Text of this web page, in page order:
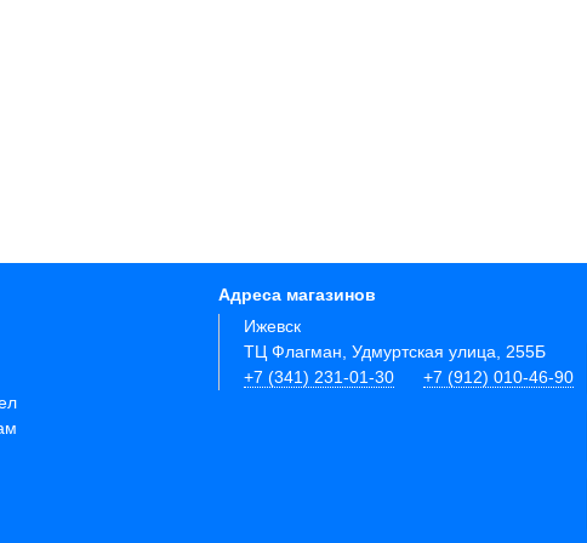
Адреса магазинов
Ижевск
ТЦ Флагман, Удмуртская улица, 255Б
+7 (341) 231-01-30
+7 (912) 010-46-90